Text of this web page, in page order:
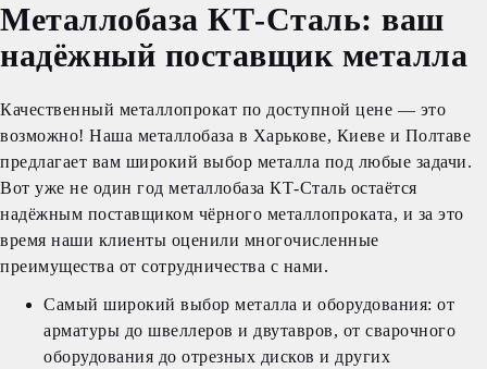
Металлобаза КТ-Сталь: ваш
надёжный поставщик металла
Качественный металлопрокат по доступной цене — это
возможно! Наша металлобаза в Харькове, Киеве и Полтаве
предлагает вам широкий выбор металла под любые задачи.
Вот уже не один год металлобаза КТ-Сталь остаётся
надёжным поставщиком чёрного металлопроката, и за это
время наши клиенты оценили многочисленные
преимущества от сотрудничества с нами.
Самый широкий выбор металла и оборудования: от
арматуры до швеллеров и двутавров, от сварочного
оборудования до отрезных дисков и других